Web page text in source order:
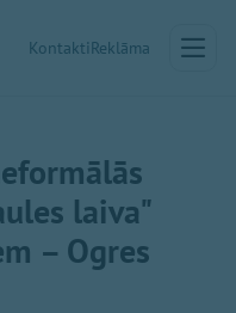
KontaktiReklāma
laiva"
– Ogres